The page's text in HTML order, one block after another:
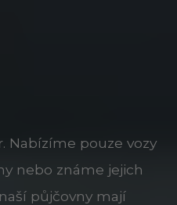
Nabízíme pouze vozy
nebo známe jejich
půjčovny mají